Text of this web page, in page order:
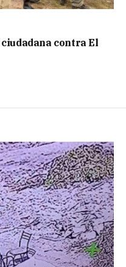
contra El